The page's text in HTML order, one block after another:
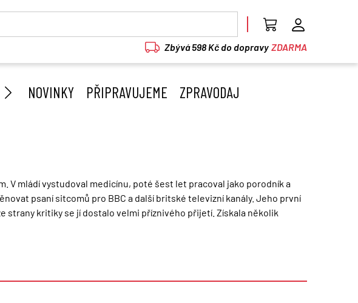
Zbývá 598 Kč do dopravy ZDARMA
NOVINKY PŘIPRAVUJEME ZPRAVODAJ
V mládí vystudoval medicínu, poté šest let pracoval jako porodník a
psaní sitcomů pro BBC a další britské televizní kanály. Jeho první
strany kritiky se jí dostalo velmi příznivého přijetí. Získala několik